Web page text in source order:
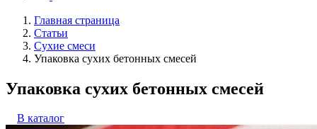
Главная страница
Статьи
Сухие смеси
Упаковка сухих бетонных смесей
Упаковка сухих бетонных смесей
В каталог